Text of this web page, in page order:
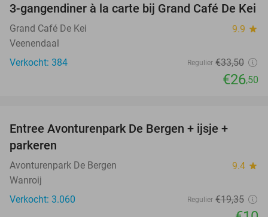
21%
3-gangendiner à la carte bij Grand Café De Kei
Grand Café De Kei 9.9 star
Veenendaal
Verkocht: 384
Regulier €33,50
€26,50
Entree Avonturenpark De Bergen + ijsje +
parkeren
Avonturenpark De Bergen 9.4 star
Wanroij
Verkocht: 3.060
Regulier €19,35